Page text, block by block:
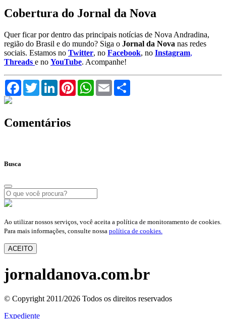
Cobertura do Jornal da Nova
Quer ficar por dentro das principais notícias de Nova Andradina,
região do Brasil e do mundo? Siga o Jornal da Nova nas redes
sociais. Estamos no Twitter, no Facebook, no Instagram,
Threads e no YouTube. Acompanhe!
FacebookTwitterLinkedInPinterestWhatsApp
Email
Comentários
Busca
Ao utilizar nossos serviços, você aceita a política de monitoramento de cookies.
Para mais informações, consulte nossa política de cookies.
ACEITO
jornaldanova.com.br
© Copyright 2011/2026 Todos os direitos reservados
Expediente